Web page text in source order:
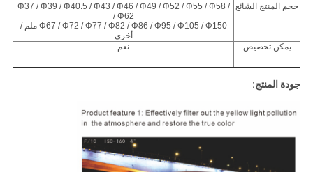
حجم المنتج الشائع
Φ37 / Φ39 / Φ40.5 / Φ43 / Φ46 / Φ49 / Φ52 / Φ55 / Φ58 /
Φ62 /
Φ67 / Φ72 / Φ77 / Φ82 / Φ86 / Φ95 / Φ105 / Φ150 ملم /
أخرى
يمكن تخصيص
نعم
جودة المنتج: